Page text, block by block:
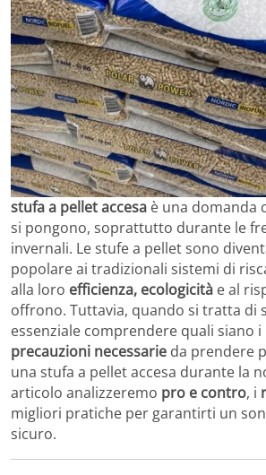
stufa a pellet accesa è una domanda
si pongono, soprattutto durante le
invernali. Le stufe a pellet sono
popolare ai tradizionali sistemi di
alla loro efficienza, ecologicità e al
offrono. Tuttavia, quando si tratta di
essenziale comprendere quali siano i
precauzioni necessarie da prendere
una stufa a pellet accesa durante la
articolo analizzeremo pro e contro, i
migliori pratiche per garantirti un
sicuro.